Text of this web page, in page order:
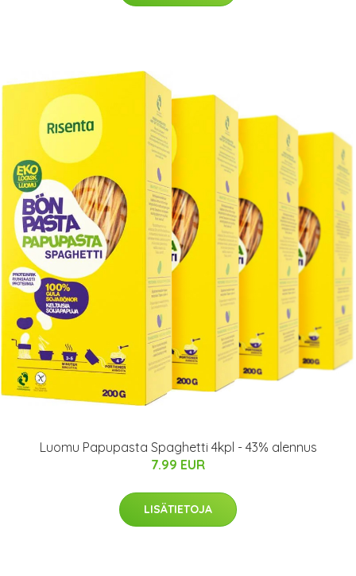
Luomu Papupasta Spaghetti 4kpl - 43% alennus
7.99 EUR
LISÄTIETOJA